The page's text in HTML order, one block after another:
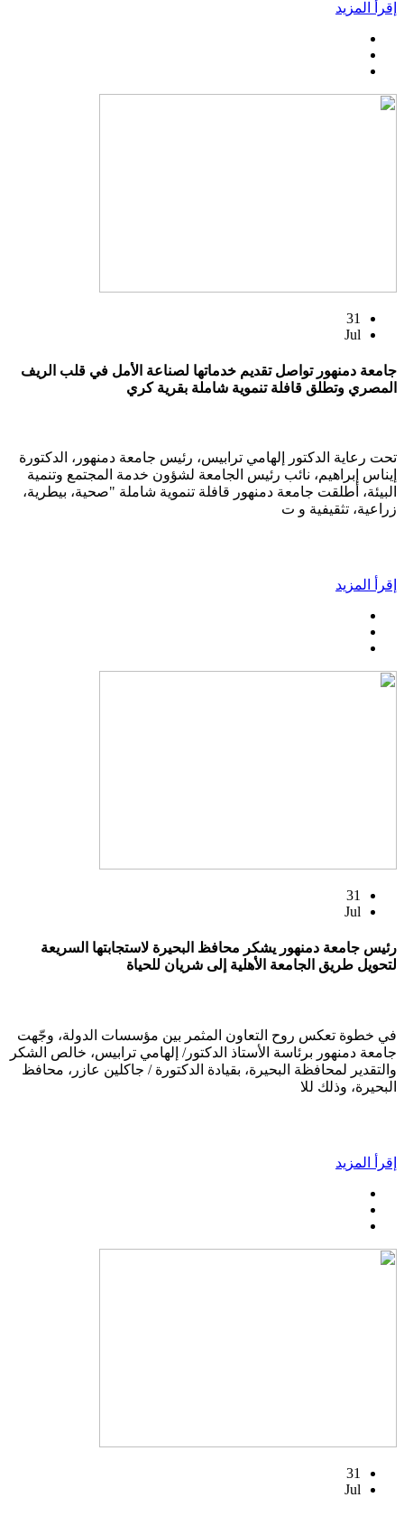
إقرأ المزيد
31
Jul
جامعة دمنهور تواصل تقديم خدماتها لصناعة الأمل في قلب الريف
المصري وتطلق قافلة تنموية شاملة بقرية كري
تحت رعاية الدكتور إلهامي ترابيس، رئيس جامعة دمنهور، الدكتورة
إيناس إبراهيم، نائب رئيس الجامعة لشؤون خدمة المجتمع وتنمية
البيئة، أطلقت جامعة دمنهور قافلة تنموية شاملة "صحية، بيطرية،
زراعية، تثقيفية و ت
إقرأ المزيد
31
Jul
رئيس جامعة دمنهور يشكر محافظ البحيرة لاستجابتها السريعة
لتحويل طريق الجامعة الأهلية إلى شريان للحياة
في خطوة تعكس روح التعاون المثمر بين مؤسسات الدولة، وجّهت
جامعة دمنهور برئاسة الأستاذ الدكتور/ إلهامي ترابيس، خالص الشكر
والتقدير لمحافظة البحيرة، بقيادة الدكتورة / جاكلين عازر، محافظ
البحيرة، وذلك للا
إقرأ المزيد
31
Jul